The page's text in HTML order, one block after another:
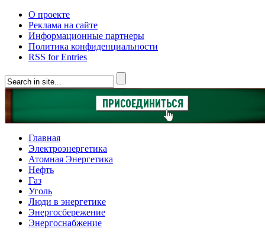
О проекте
Реклама на сайте
Информационные партнеры
Политика конфиденциальности
RSS for Entries
Главная
Электроэнергетика
Атомная Энергетика
Нефть
Газ
Уголь
Люди в энергетике
Энергосбережение
Энергоснабжение